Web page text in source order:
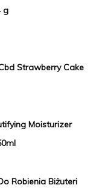
g
Strawberry Cake
Moisturizer
Robienia Biżuteri